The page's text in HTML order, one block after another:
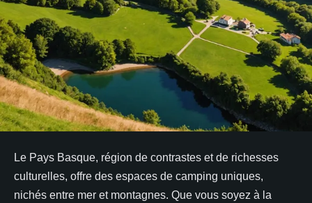
Le Pays Basque, région de contrastes et de richesses
culturelles, offre des espaces de camping uniques,
nichés entre mer et montagnes. Que vous soyez à la